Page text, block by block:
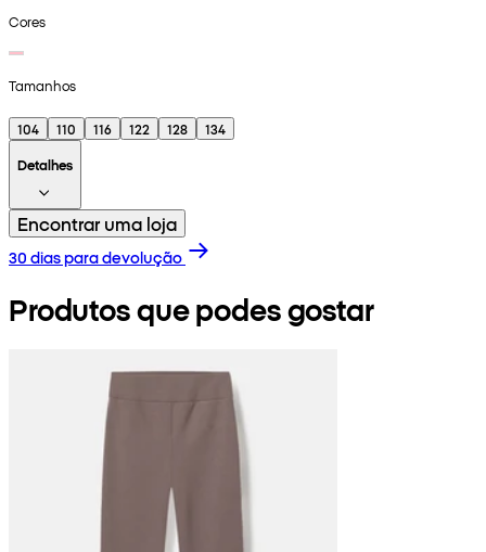
Cores
Tamanhos
104 110 116 122 128
134
Detalhes
Encontrar uma loja
30 dias para devolução
Produtos que podes gostar